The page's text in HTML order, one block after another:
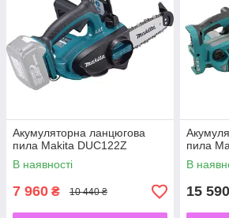
Акумуляторна ланцюгова
пила Makita DUC122Z
В наявності
7 960 ₴ 10 440 ₴
пила
В
15 590